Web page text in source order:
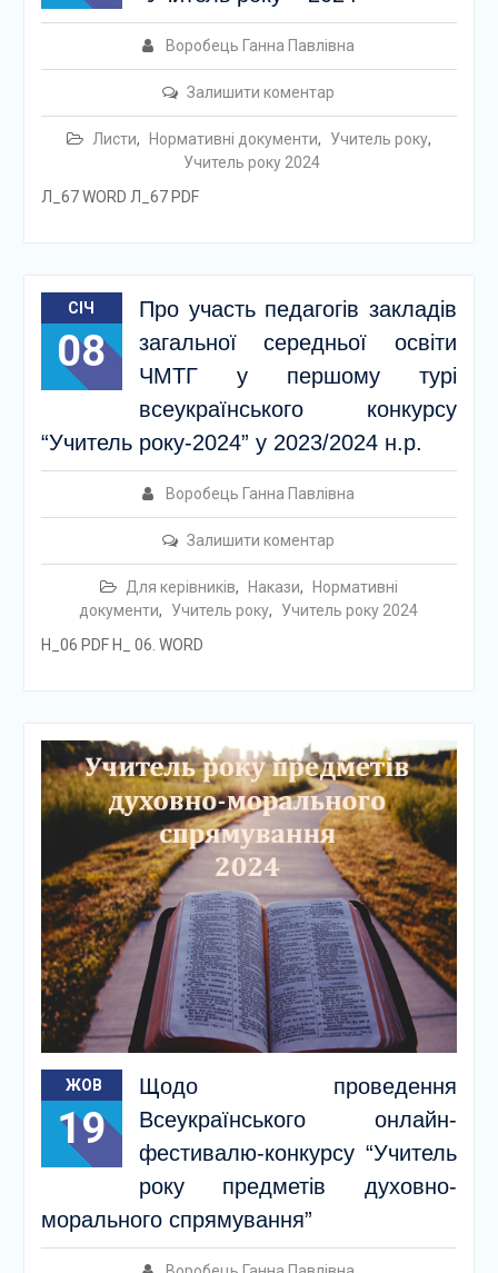
Воробець Ганна Павлівна
Залишити коментар
Листи, Нормативні документи, Учитель року,
Учитель року 2024
Л_67 WORD Л_67 PDF
СІЧ
08
Про участь педагогів закладів
загальної середньої освіти
ЧМТГ у першому турі
всеукраїнського конкурсу
“Учитель року-2024” у 2023/2024 н.р.
Воробець Ганна Павлівна
Залишити коментар
Для керівників, Накази,
Нормативні
документи, Учитель року,
Учитель року 2024
Н_06 PDF Н_ 06. WORD
ЖОВ
19
Щодо проведення
Всеукраїнського онлайн-
фестивалю-конкурсу “Учитель
року предметів духовно-
морального спрямування”